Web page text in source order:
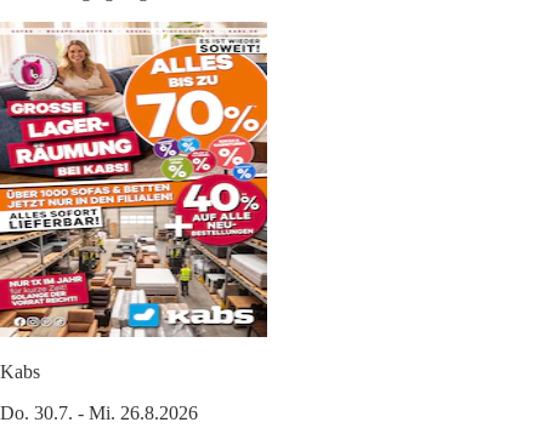
Kabs
Do. 30.7. - Mi. 26.8.2026